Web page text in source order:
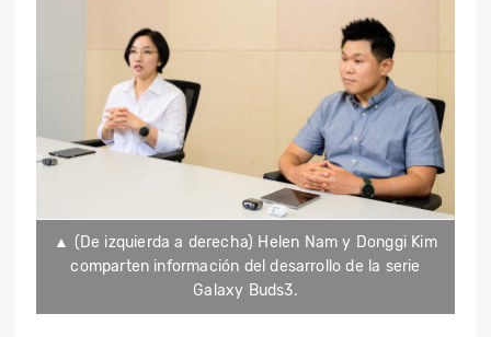
▲ (De izquierda a derecha) Helen Nam y Donggi Kim
comparten información del desarrollo de la serie
Galaxy Buds3.